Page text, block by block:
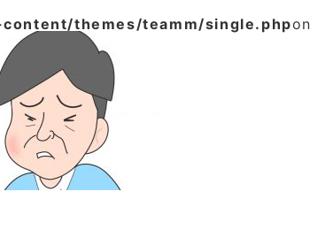
themes/teamm/single.php